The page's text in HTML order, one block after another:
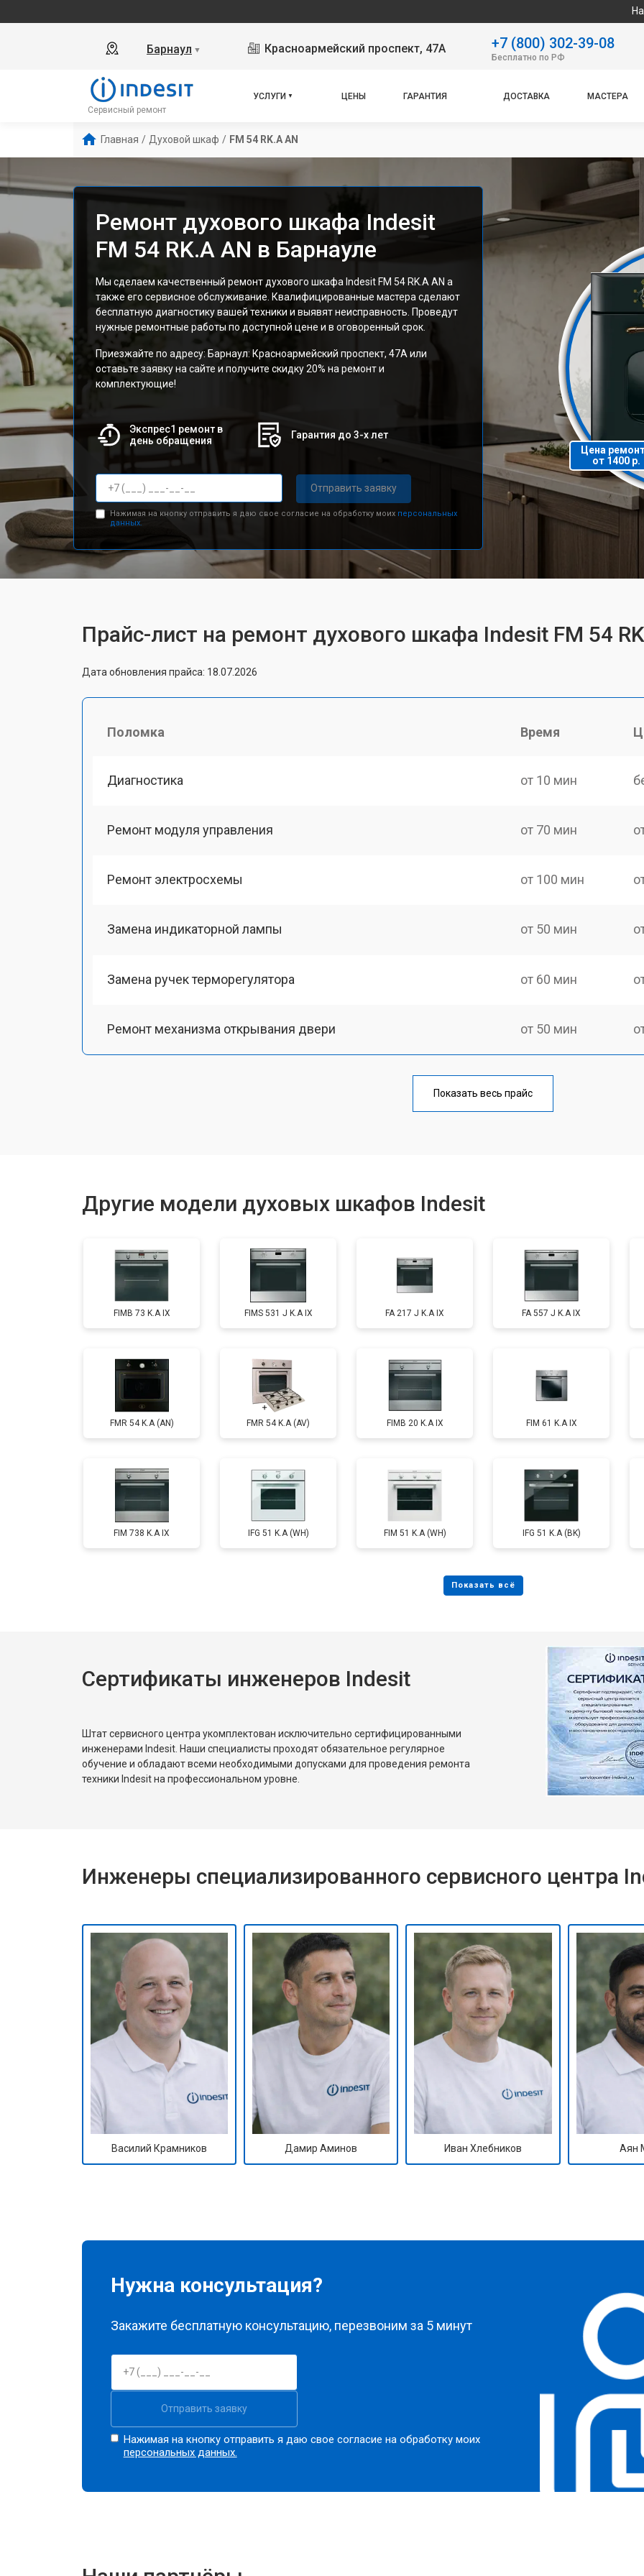
Наш сервисный
Барнаул ▼ Красноармейский проспект, 47А +7 (800) 302-39-08
Бесплатно по РФ
Сервисный ремонт
УСЛУГИ ЦЕНЫ ГАРАНТИЯ ДОСТАВКА МАСТЕРА
Главная / Духовой шкаф / FM 54 RK.A AN
Ремонт духового шкафа Indesit
FM 54 RK.A AN в Барнауле
Мы сделаем качественный ремонт духового шкафа Indesit FM 54 RK.A AN а
также его сервисное обслуживание. Квалифицированные мастера сделают
бесплатную диагностику вашей техники и выявят неисправность. Проведут
нужные ремонтные работы по доступной цене и в оговоренный срок.
Приезжайте по адресу: Барнаул: Красноармейский проспект, 47А или
оставьте заявку на сайте и получите скидку 20% на ремонт и
комплектующие!
Экспрес1 ремонт в
день обращения
Гарантия до 3-х лет
Отправить заявку
Нажимая на кнопку отправить я даю свое согласие на обработку моих персональных
данных.
Цена
от 1400 р.
Прайс-лист на ремонт духового шкафа Indesit FM 54
Дата обновления прайса: 18.07.2026
Поломка Время
Диагностика от 10 мин
Ремонт модуля управления от 70 мин
Ремонт электросхемы от 100 мин
Замена индикаторной лампы от 50 мин
Замена ручек терморегулятора от 60 мин
Ремонт механизма открывания двери от 50 мин
от 90 мин
Замена панели управления от 120 мин
Показать весь прайс
Другие модели духовых шкафов Indesit
FIMB 73 K.A IX FIMS 531 J K.A IX FA 217 J K.A IX FA 557 J K.A IX
FMR 54 K.A (AN) FMR 54 K.A (AV) FIMB 20 K.A IX FIM 61 K.A IX
FIM 738 K.A IX IFG 51 K.A (WH) FIM 51 K.A (WH) IFG 51 K.A (BK)
Сертификаты инженеров Indesit
Штат сервисного центра укомплектован исключительно сертифицированными
инженерами Indesit. Наши специалисты проходят обязательное регулярное
обучение и обладают всеми необходимыми допусками для проведения ремонта
техники Indesit на профессиональном уровне.
Инженеры специализированного сервисного центра
Василий Крамников Дамир Аминов Иван Хлебников Аян
Нужна консультация?
Закажите бесплатную консультацию, перезвоним за 5 минут
Отправить заявку
Нажимая на кнопку отправить я даю свое согласие на обработку моих
персональных данных.